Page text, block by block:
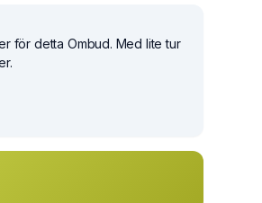
för detta Ombud. Med lite tur